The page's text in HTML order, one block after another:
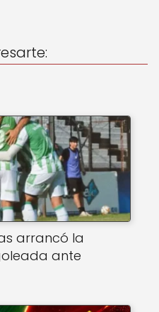
arrancó la
ante